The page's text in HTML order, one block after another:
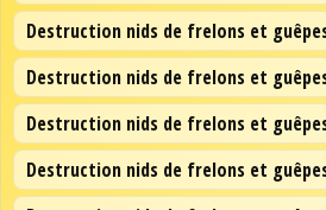
Destruction nids de frelons et
Destruction nids de frelons et
Destruction nids de frelons et
Destruction nids de frelons et